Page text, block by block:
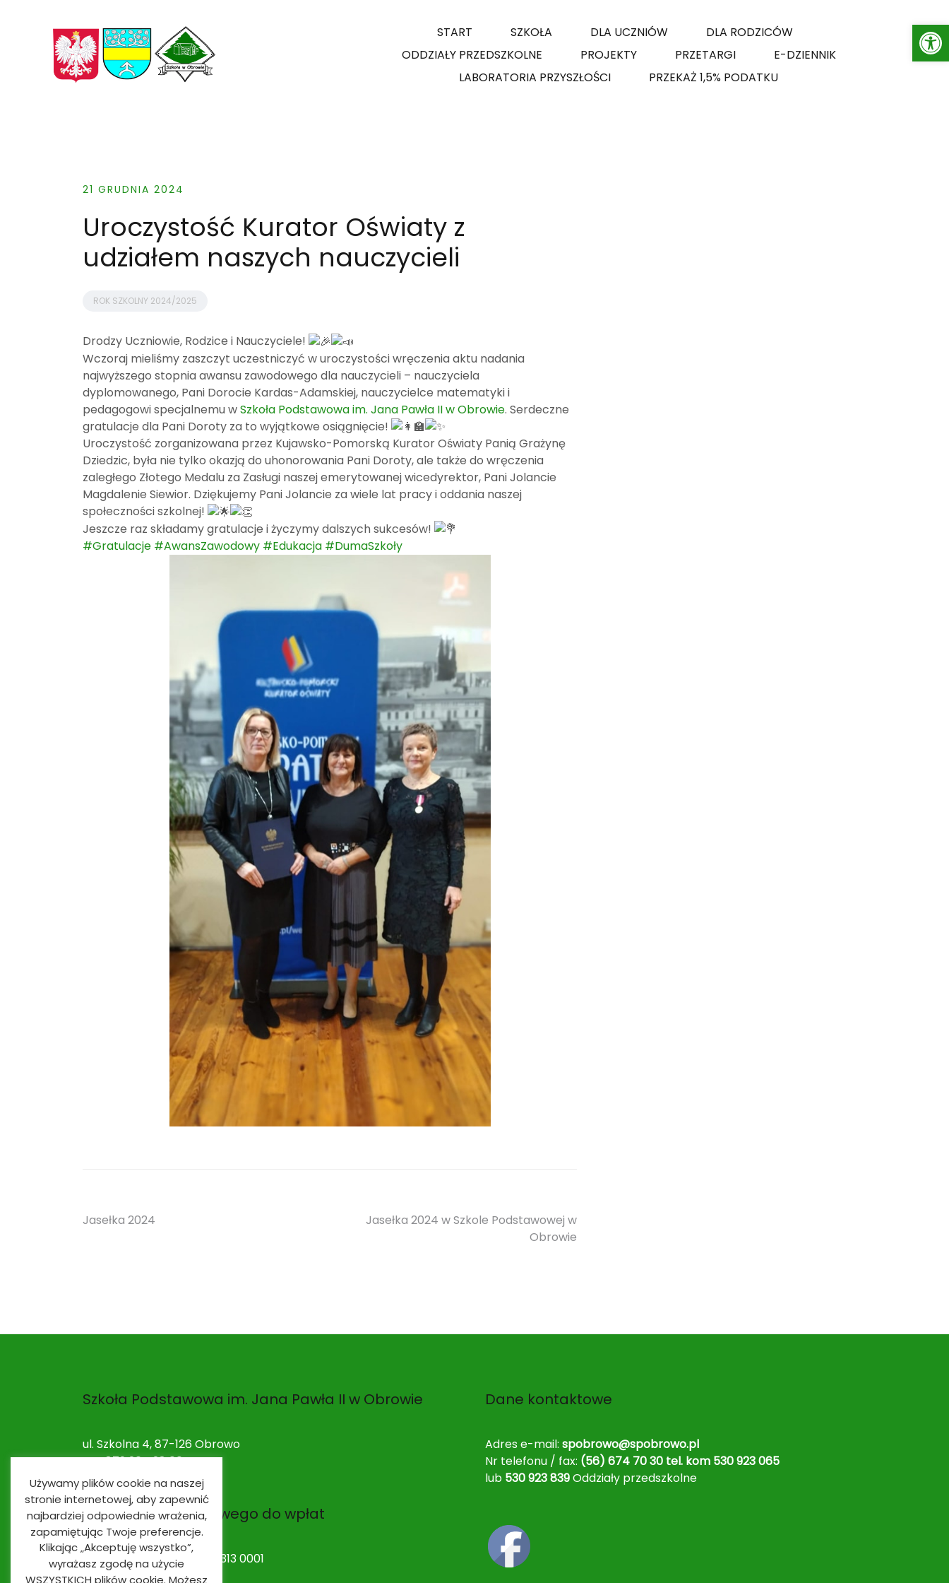
START SZKOŁA DLA UCZNIÓW
DLA RODZICÓW
ODDZIAŁY PRZEDSZKOLNE
PROJEKTY PRZETARGI
E-DZIENNIK
LABORATORIA PRZYSZŁOŚCI
PRZEKAŻ 1,5% PODATKU
21 GRUDNIA 2024
Uroczystość Kurator Oświaty z
udziałem naszych nauczycieli
ROK SZKOLNY 2024/2025
Drodzy Uczniowie, Rodzice i Nauczyciele!
Wczoraj mieliśmy zaszczyt uczestniczyć w uroczystości wręczenia aktu nadania
najwyższego stopnia awansu zawodowego dla nauczycieli – nauczyciela
dyplomowanego, Pani Dorocie Kardas-Adamskiej, nauczycielce matematyki i
pedagogowi specjalnemu wSzkoła Podstawowa im. Jana Pawła II w Obrowie. Serdeczne
gratulacje dla Pani Doroty za to wyjątkowe osiągnięcie!
Uroczystość zorganizowana przez Kujawsko-Pomorską Kurator Oświaty Panią Grażynę
Dziedzic, była nie tylko okazją do uhonorowania Pani Doroty, ale także do wręczenia
zaległego Złotego Medalu za Zasługi naszej emerytowanej wicedyrektor, Pani Jolancie
Magdalenie Siewior. Dziękujemy Pani Jolancie za wiele lat pracy i oddania naszej
społeczności szkolnej!
Jeszcze raz składamy gratulacje i życzymy dalszych sukcesów!
#Gratulacje #AwansZawodowy #Edukacja #DumaSzkoły
Nawigacja
Jasełka 2024
Jasełka 2024 w Szkole Podstawowej w
Obrowie
Szkoła Podstawowa im. Jana Pawła II w Obrowie
ul. Szkolna 4, 87-126 Obrowo
NIP: 879 264 28 00
Nr rachunku bankowego do wpłat
53 9491 0003 0020 0010 2313 0001
Dane kontaktowe
Adres e-mail: spobrowo@spobrowo.pl
Nr telefonu / fax: (56) 674 70 30 tel. kom 530 923 065
lub 530 923 839Oddziały przedszkolne
Używamy plików cookie na naszej
stronie internetowej, aby zapewnić
najbardziej odpowiednie wrażenia,
zapamiętując Twoje preferencje.
Klikając „Akceptuję wszystko”,
wyrażasz zgodę na użycie
WSZYSTKICH plików cookie. Możesz